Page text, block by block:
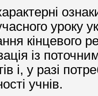
уроку
кінцевого
із
і, у разі
учнів.